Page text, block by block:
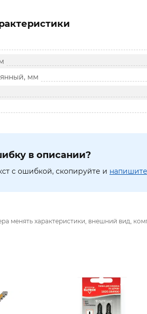
мм
в описании?
с ошибкой, скопируйте и
менять характеристики, внешний вид,